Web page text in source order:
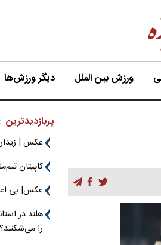
ورزش بین الملل دیگر ورزش‌ها
پربازدیدترین
عکس |
کاپیتان
عکس| بی
را